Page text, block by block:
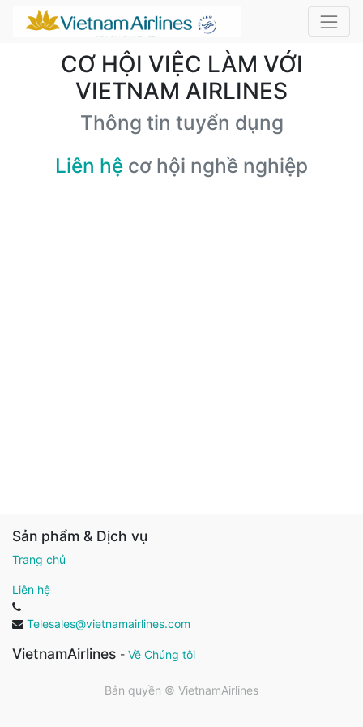
CƠ HỘI VIỆC LÀM VỚI
VIETNAM AIRLINES
Thông tin tuyển dụng
Liên hệ cơ hội nghề nghiệp
Sản phẩm & Dịch vụ
Trang chủ
Liên hệ
Telesales@vietnamairlines.com
VietnamAirlines - Về Chúng tôi
Bản quyền © VietnamAirlines